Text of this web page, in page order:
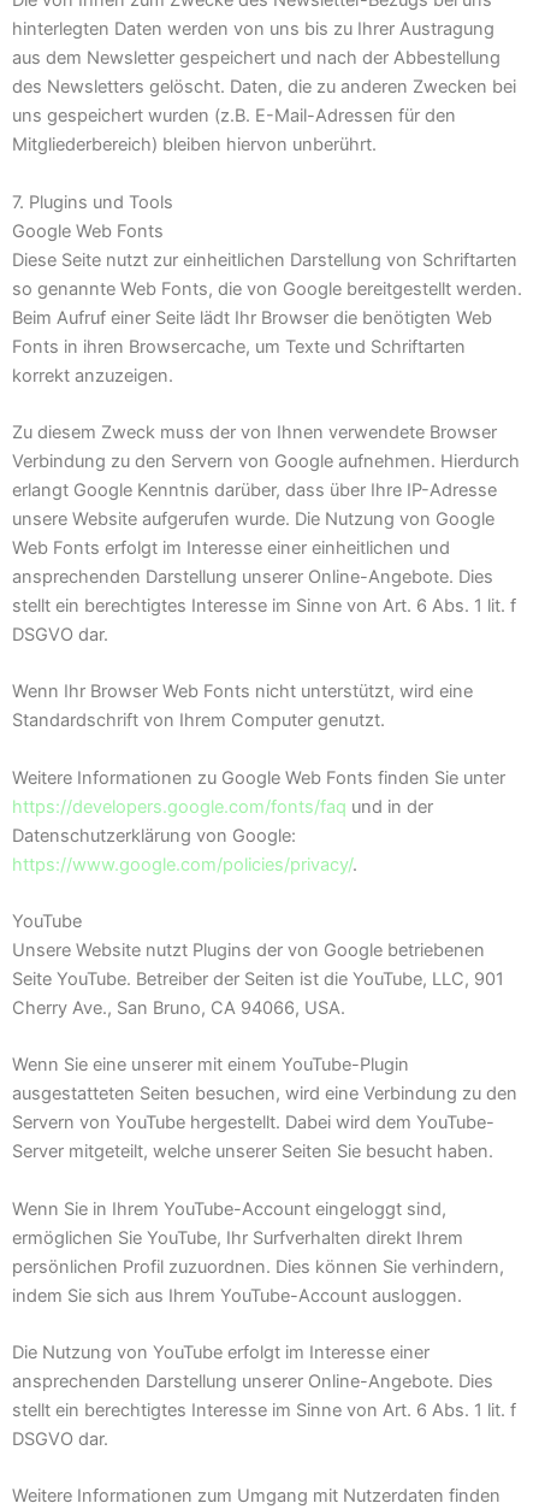
hinterlegten Daten werden von uns bis zu Ihrer Austragung
aus dem Newsletter gespeichert und nach der Abbestellung
des Newsletters gelöscht. Daten, die zu anderen Zwecken bei
uns gespeichert wurden (z.B. E-Mail-Adressen für den
Mitgliederbereich) bleiben hiervon unberührt.
7. Plugins und Tools
Google Web Fonts
Diese Seite nutzt zur einheitlichen Darstellung von Schriftarten
so genannte Web Fonts, die von Google bereitgestellt werden.
Beim Aufruf einer Seite lädt Ihr Browser die benötigten Web
Fonts in ihren Browsercache, um Texte und Schriftarten
korrekt anzuzeigen.
Zu diesem Zweck muss der von Ihnen verwendete Browser
Verbindung zu den Servern von Google aufnehmen. Hierdurch
erlangt Google Kenntnis darüber, dass über Ihre IP-Adresse
unsere Website aufgerufen wurde. Die Nutzung von Google
Web Fonts erfolgt im Interesse einer einheitlichen und
ansprechenden Darstellung unserer Online-Angebote. Dies
stellt ein berechtigtes Interesse im Sinne von Art. 6 Abs. 1 lit. f
DSGVO dar.
Wenn Ihr Browser Web Fonts nicht unterstützt, wird eine
Standardschrift von Ihrem Computer genutzt.
Weitere Informationen zu Google Web Fonts finden Sie unter
https://developers.google.com/fonts/faq und in der
Datenschutzerklärung von Google:
https://www.google.com/policies/privacy/.
YouTube
Unsere Website nutzt Plugins der von Google betriebenen
Seite YouTube. Betreiber der Seiten ist die YouTube, LLC, 901
Cherry Ave., San Bruno, CA 94066, USA.
Wenn Sie eine unserer mit einem YouTube-Plugin
ausgestatteten Seiten besuchen, wird eine Verbindung zu den
Servern von YouTube hergestellt. Dabei wird dem YouTube-
Server mitgeteilt, welche unserer Seiten Sie besucht haben.
Wenn Sie in Ihrem YouTube-Account eingeloggt sind,
ermöglichen Sie YouTube, Ihr Surfverhalten direkt Ihrem
persönlichen Profil zuzuordnen. Dies können Sie verhindern,
indem Sie sich aus Ihrem YouTube-Account ausloggen.
Die Nutzung von YouTube erfolgt im Interesse einer
ansprechenden Darstellung unserer Online-Angebote. Dies
stellt ein berechtigtes Interesse im Sinne von Art. 6 Abs. 1 lit. f
DSGVO dar.
Weitere Informationen zum Umgang mit Nutzerdaten finden